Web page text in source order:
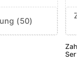
(50)